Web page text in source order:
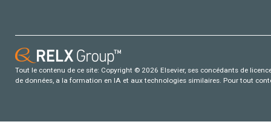
Tout le contenu de ce site: Copyright © 2026 Elsevier, ses concédants de
de données, a la formation en IA et aux technologies similaires. Pour tout